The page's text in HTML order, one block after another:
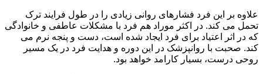
علاوه بر این فرد فشارهای روانی زیادی را در طول فرایند ترک
تحمل می کند. در اکثر موراد هم فرد با مشکلات عاطفی و خانوادگی
که در اثر اعتیاد برای فرد ایجاد شده است، دست و پنجه نرم می
کند. صحبت با روانپزشک در این دوره و هدایت فرد در یک مسیر
روحی درست، بسیار کارامد خواهد بود.